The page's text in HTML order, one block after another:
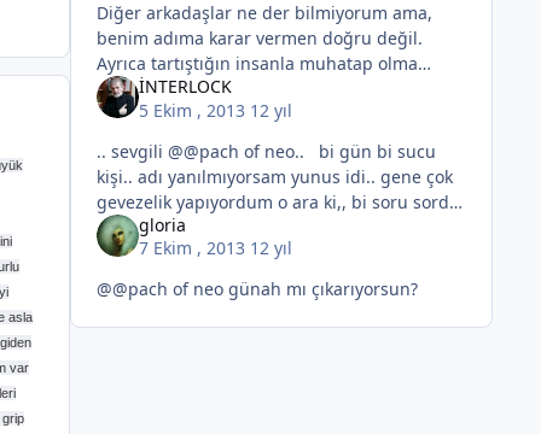
asla
var
grip
Diğer arkadaşlar ne der bilmiyorum ama,
benim adıma karar vermen doğru değil.
Ayrıca tartıştığın insanla muhatap olma
yerine diğer insanları söz konusu edip
tartışmaya çekmen de doğru değil.
Arkadaşım
İNTERLOCK
5 Ekim , 2013 12 yıl
.. sevgili @@pach of neo.. bi gün bi sucu
kişi.. adı yanılmıyorsam yunus idi.. gene çok
gevezelik yapıyordum o ara ki,, bi soru sordu:
"Kaç Allah vardır?" hangi sözümden bu
soruyu sorma
gloria
7 Ekim , 2013 12 yıl
@@pach of neo günah mı çıkarıyorsun?